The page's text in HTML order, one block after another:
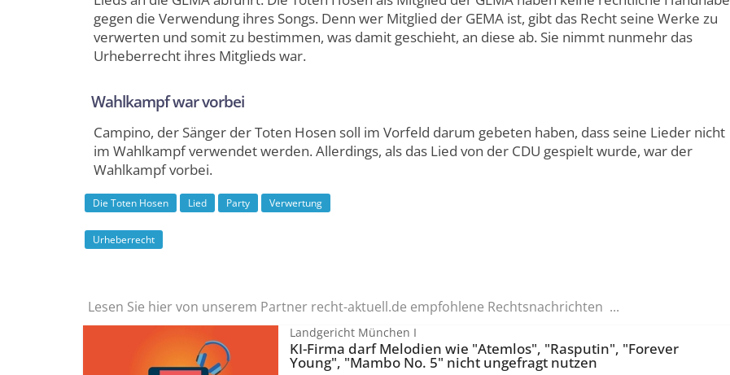
gegen die Verwendung ihres Songs. Denn wer Mitglied der GEMA ist, gibt das Recht seine Werke zu
verwerten und somit zu bestimmen, was damit geschieht, an diese ab. Sie nimmt nunmehr das
Urheberrecht ihres Mitglieds war.
Wahlkampf war vorbei
Campino, der Sänger der Toten Hosen soll im Vorfeld darum gebeten haben, dass seine Lieder nicht
im Wahlkampf verwendet werden. Allerdings, als das Lied von der CDU gespielt wurde, war der
Wahlkampf vorbei.
Die Toten Hosen Lied Party Verwertung
Urheberrecht
Lesen Sie hier von unserem Partner recht-aktuell.de empfohlene Rechtsnachrichten ...
Landgericht München I
KI-Firma darf Melodien wie "Atemlos", "Rasputin", "Forever
Young", "Mambo No. 5" nicht ungefragt nutzen